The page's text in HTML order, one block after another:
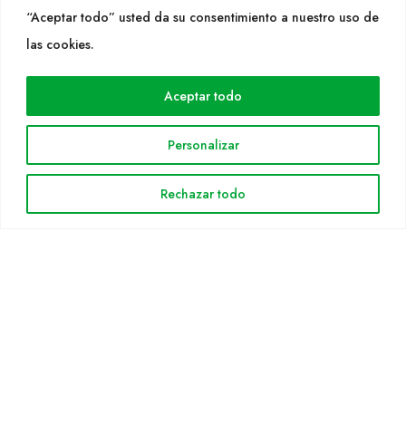
“Aceptar todo” usted da su consentimiento a nuestro uso de
las cookies.
Personalizar
Rechazar todo
Aceptar todo
WEB
Cultidelta
Solicitud Catálogo